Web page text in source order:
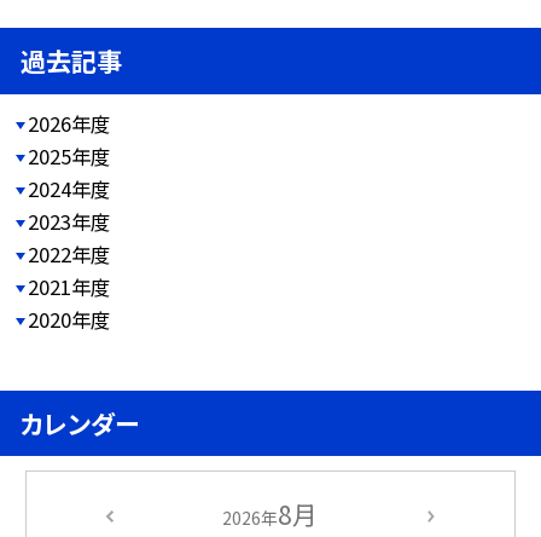
過去記事
2026年度
2025年度
2024年度
2023年度
2022年度
2021年度
2020年度
カレンダー
2026年8月